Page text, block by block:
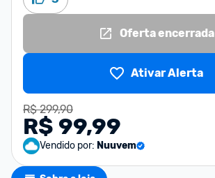
Oferta encerrada
Ativar Alerta
R$ 299,90
R$ 99,99
Vendido por: Nuuvem